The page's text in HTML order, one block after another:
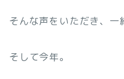
そんな声をいただき、一
そして今年。